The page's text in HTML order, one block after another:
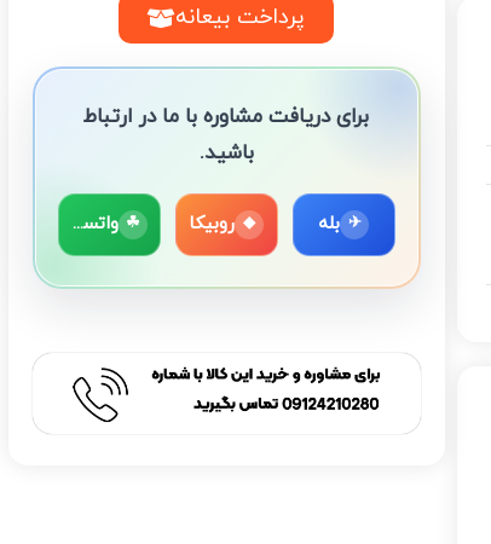
پرداخت بیعانه
برای دریافت مشاوره با ما در ارتباط
باشید.
✈ بله ◆ روبیکا ☘ واتساپ